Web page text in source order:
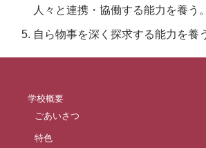
人々と連携・協働する能力を養う。
自ら物事を深く探求する能力を養
学校概要
ごあいさつ
特色